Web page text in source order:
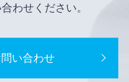
わせください。
い合わせ